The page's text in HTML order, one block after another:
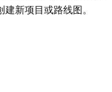
新项目或路线图。